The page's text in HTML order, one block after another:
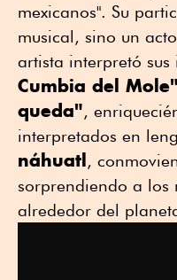
mexicanos". Su
musical, sino un
artista interpretó sus
Cumbia del Mole"
queda",
interpretados en
náhuatl,
sorprendiendo a los
alrededor del